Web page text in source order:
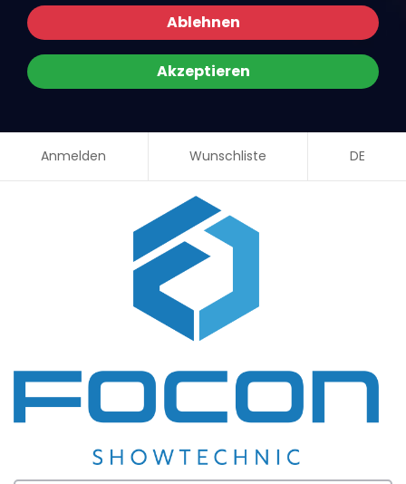
Ablehnen
Akzeptieren
Anmelden Wunschliste DE